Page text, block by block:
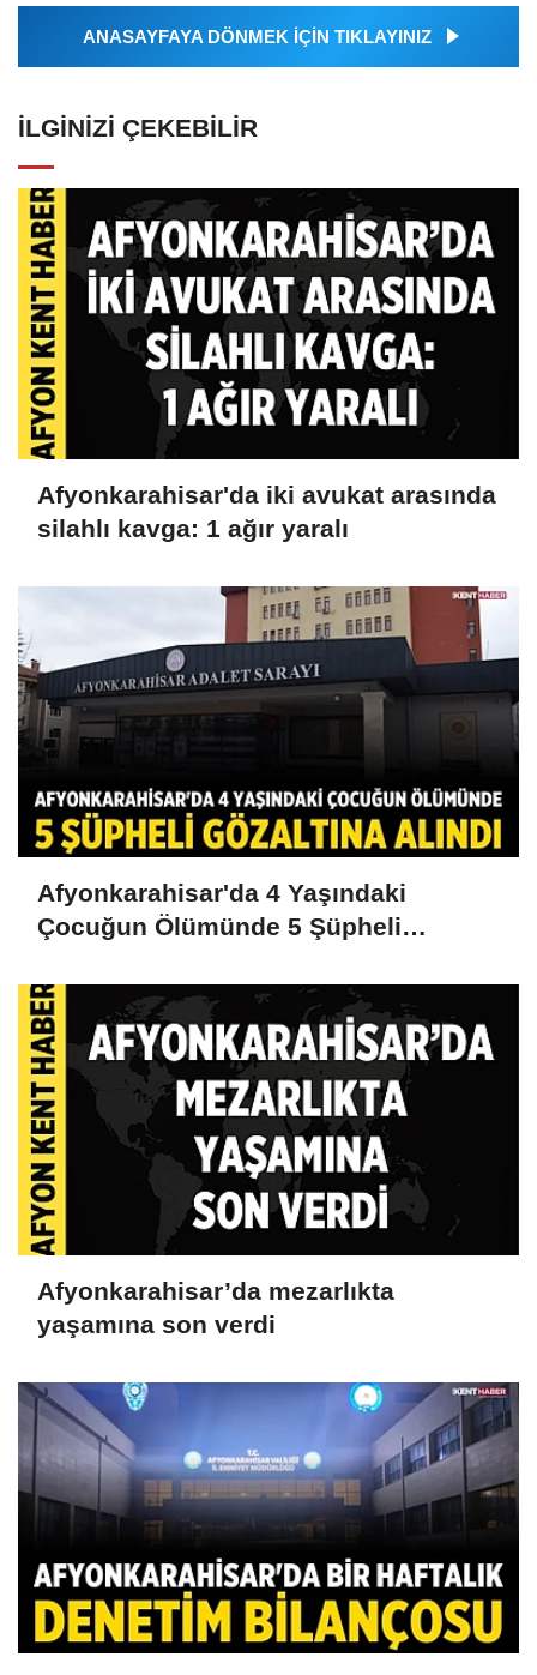
ANASAYFAYA DÖNMEK İÇİN TIKLAYINIZ
İLGINIZI ÇEKEBILIR
Afyonkarahisar'da iki avukat arasında
silahlı kavga: 1 ağır yaralı
Afyonkarahisar'da 4 Yaşındaki
Çocuğun Ölümünde 5 Şüpheli
Afyonkarahisar’da mezarlıkta
yaşamına son verdi